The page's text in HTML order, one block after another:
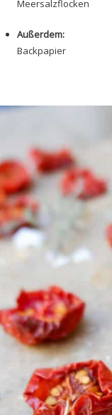
Meersalzflocken
Außerdem:
Backpapier